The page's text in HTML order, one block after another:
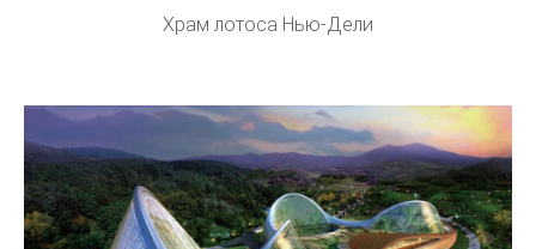
Храм лотоса Нью-Дели